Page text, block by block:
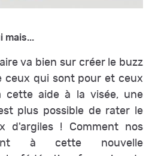
mais...
va bien sur créer le buzz
ceux qui sont pour et ceux
cette aide à la visée, une
plus possible de rater le
d'argiles ! Comment nos
à cette nouvelle